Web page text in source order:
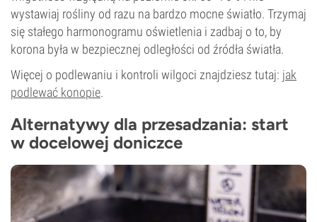
wystawiaj rośliny od razu na bardzo mocne światło. Trzymaj
się stałego harmonogramu oświetlenia i zadbaj o to, by
korona była w bezpiecznej odległości od źródła światła.
Więcej o podlewaniu i kontroli wilgoci znajdziesz tutaj: jak
podlewać konopie.
Alternatywy dla przesadzania: start
w docelowej doniczce